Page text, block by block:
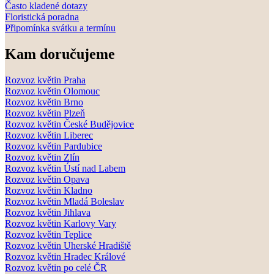
Často kladené dotazy
Floristická poradna
Připomínka svátku a termínu
Kam doručujeme
Rozvoz květin Praha
Rozvoz květin Olomouc
Rozvoz květin Brno
Rozvoz květin Plzeň
Rozvoz květin České Budějovice
Rozvoz květin Liberec
Rozvoz květin Pardubice
Rozvoz květin Zlín
Rozvoz květin Ústí nad Labem
Rozvoz květin Opava
Rozvoz květin Kladno
Rozvoz květin Mladá Boleslav
Rozvoz květin Jihlava
Rozvoz květin Karlovy Vary
Rozvoz květin Teplice
Rozvoz květin Uherské Hradiště
Rozvoz květin Hradec Králové
Rozvoz květin po celé ČR